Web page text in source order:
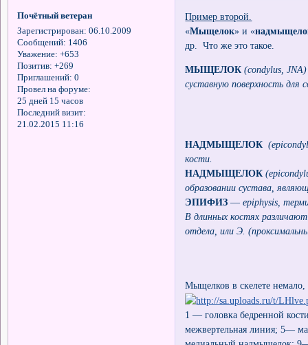
Почётный ветеран
Зарегистрирован: 06.10.2009
Сообщений: 1406
Уважение: +653
Позитив: +269
Приглашений: 0
Провел на форуме:
25 дней 15 часов
Последний визит:
21.02.2015 11:16
Пример второй.
«Мыщелок» и «
др. Что же это такое.
МЫЩЕЛОК (condylus,
суставную поверхность для
НАДМЫЩЕЛОК
кости.
НАДМЫЩЕЛОК
образовании сустава,
ЭПИФИЗ —epiphysis,
В длинных костях
отдела, или Э.
Мыщелков в скелете немало,
1 — головка бедренной
межвертельная линия; 5—